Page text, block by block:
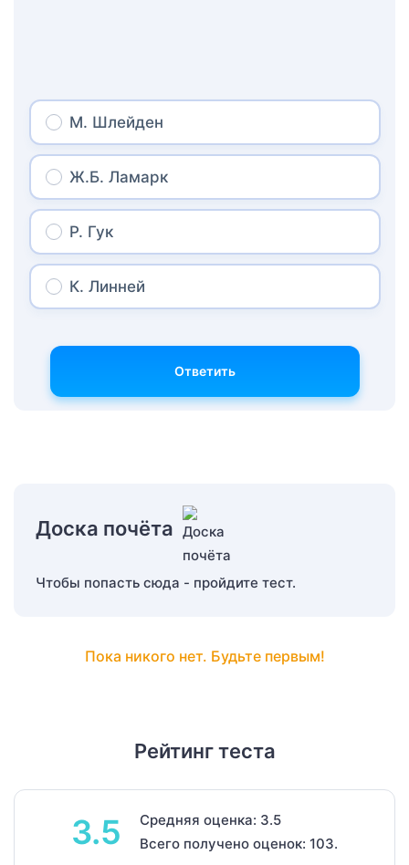
М. Шлейден
Ж.Б. Ламарк
Р. Гук
К. Линней
Ответить
Доска почёта
Чтобы попасть сюда - пройдите тест.
Пока никого нет. Будьте первым!
Рейтинг теста
3.5
Средняя оценка: 3.5
Всего получено оценок: 103.